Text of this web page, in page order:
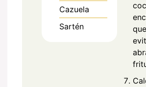
Cazuela
Sartén